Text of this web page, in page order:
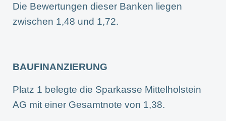
Die Bewertungen dieser Banken liegen
zwischen 1,48 und 1,72.
BAUFINANZIERUNG
Platz 1 belegte die Sparkasse Mittelholstein
AG mit einer Gesamtnote von 1,38.